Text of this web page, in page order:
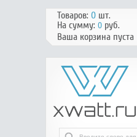
Товаров: 0шт.
На сумму: 0руб.
Ваша корзина пуста